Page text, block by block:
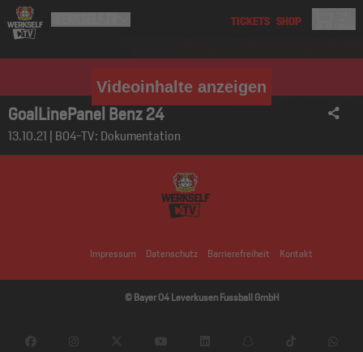
Videoinhalte anzeigen
GoalLinePanel Benz 24
13.10.21 | B04-TV: Dokumentation
Impressum Datenschutz Barrierefreiheit Kontakt
© Bayer 04 Leverkusen Fussball GmbH